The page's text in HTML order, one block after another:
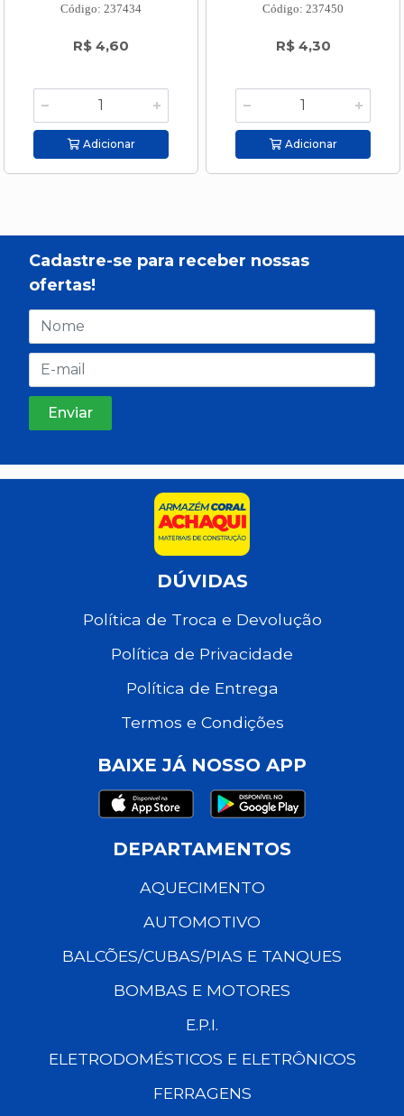
Código: 237434
R$ 4,60
Adicionar
Código: 237450
R$ 4,30
Adicionar
Cadastre-se para receber nossas
ofertas!
DÚVIDAS
Política de Troca e Devolução
Política de Privacidade
Política de Entrega
Termos e Condições
BAIXE JÁ NOSSO APP
DEPARTAMENTOS
AQUECIMENTO
AUTOMOTIVO
BALCÕES/CUBAS/PIAS E TANQUES
BOMBAS E MOTORES
E.P.I.
ELETRODOMÉSTICOS E ELETRÔNICOS
FERRAGENS